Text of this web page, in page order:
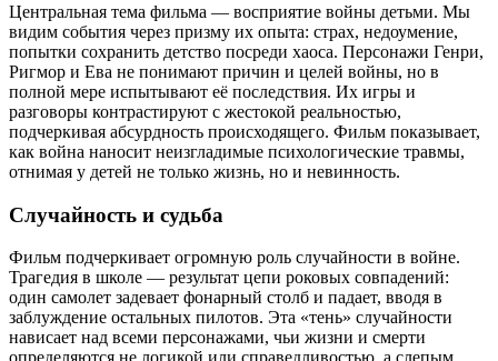
Центральная тема фильма — восприятие войны детьми. Мы
видим события через призму их опыта: страх, недоумение,
попытки сохранить детство посреди хаоса. Персонажи Генри,
Ригмор и Ева не понимают причин и целей войны, но в
полной мере испытывают её последствия. Их игры и
разговоры контрастируют с жестокой реальностью,
подчеркивая абсурдность происходящего. Фильм показывает,
как война наносит неизгладимые психологические травмы,
отнимая у детей не только жизнь, но и невинность.
Случайность и судьба
Фильм подчеркивает огромную роль случайности в войне.
Трагедия в школе — результат цепи роковых совпадений:
один самолет задевает фонарный столб и падает, вводя в
заблуждение остальных пилотов. Эта «тень» случайности
нависает над всеми персонажами, чьи жизни и смерти